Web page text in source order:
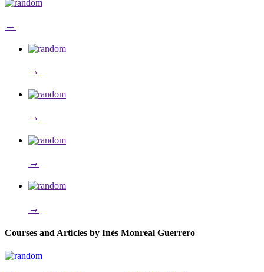
→
→
→
→
→
Courses and Articles by Inés Monreal Guerrero